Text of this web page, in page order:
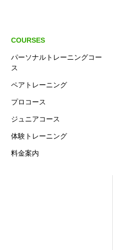
COURSES
パーソナルトレーニングコー
ス
ペアトレーニング
プロコース
ジュニアコース
体験トレーニング
料金案内